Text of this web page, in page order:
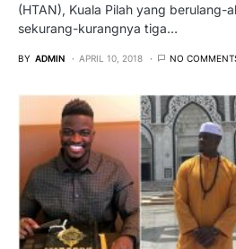
(HTAN), Kuala Pilah yang berulang-
sekurang-kurangnya tiga…
BY ADMIN APRIL 10, 2018 NO